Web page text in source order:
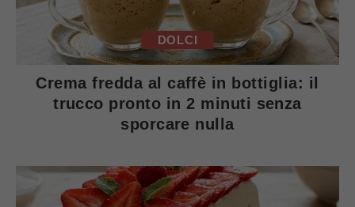
DOLCI
Crema fredda al caffè in bottiglia: il
trucco pronto in 2 minuti senza
sporcare nulla